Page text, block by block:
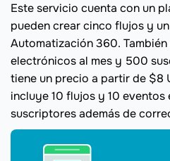
Este servicio cuenta con un
pueden crear cinco flujos y
Automatización 360.
electrónicos al mes y 500
tiene un precio a partir de $8
incluye 10 flujos y 10
suscriptores además de